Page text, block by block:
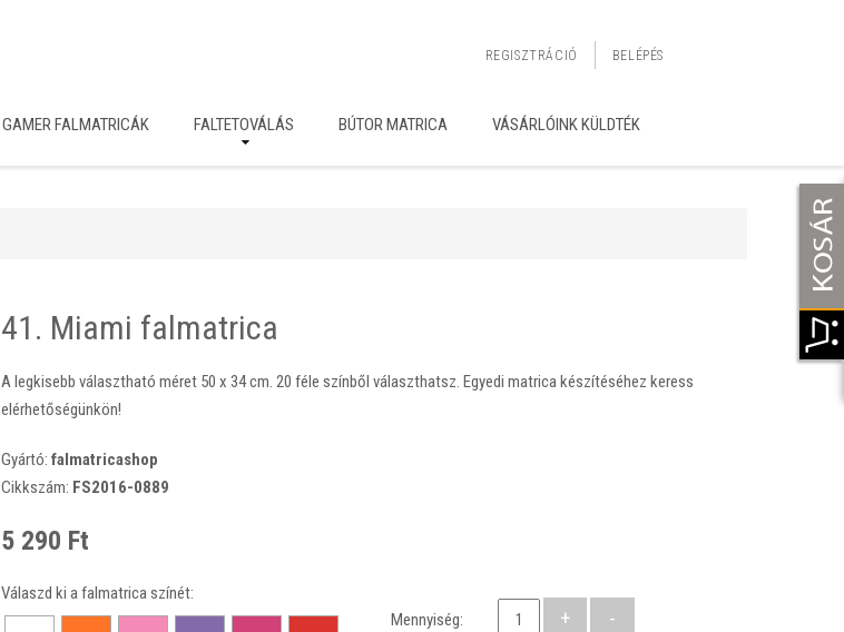
REGISZTRÁCIÓ BELÉPÉS
GAMER FALMATRICÁK FALTETOVÁLÁS BÚTOR MATRICA VÁSÁRLÓINK KÜLDTÉK
41. Miami falmatrica
A legkisebb választható méret 50 x 34 cm. 20 féle színből választhatsz. Egyedi matrica készítéséhez keress
elérhetőségünkön!
Gyártó: falmatricashop
Cikkszám: FS2016-0889
5 290 Ft
Válaszd ki a falmatrica színét:
Mennyiség: